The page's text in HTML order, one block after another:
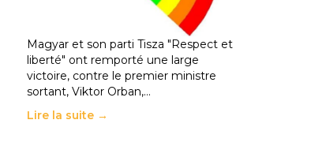
En Hongrie, le conservateur Peter
Magyar et son parti Tisza "Respect et
liberté" ont remporté une large
victoire, contre le premier ministre
sortant, Viktor Orban,…
Lire la suite →